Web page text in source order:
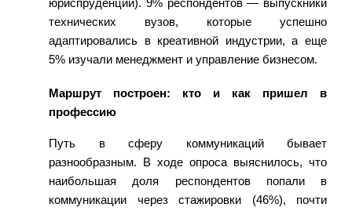
юриспруденции). 9% респондентов — выпускники
технических вузов, которые успешно
адаптировались в креативной индустрии, а еще
5% изучали менеджмент и управление бизнесом.
Маршрут построен: кто и как пришел в
профессию
Путь в сферу коммуникаций бывает
разнообразным. В ходе опроса выяснилось, что
наибольшая доля респондентов попали в
коммуникации через стажировки (46%), почти